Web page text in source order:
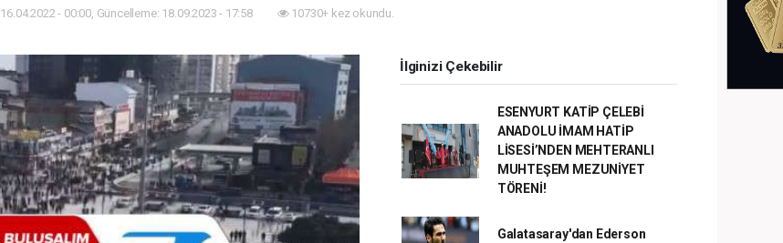
16.04.2022 - 00:00, Güncelleme: 18.09.2023 - 17:58 10730+ kez okundu.
İlginizi Çekebilir
ESENYURT KATİP ÇELEBİ
ANADOLU İMAM HATİP
LİSESİ’NDEN MEHTERANLI
MUHTEŞEM MEZUNİYET
TÖRENİ!
Galatasaray'dan Ederson